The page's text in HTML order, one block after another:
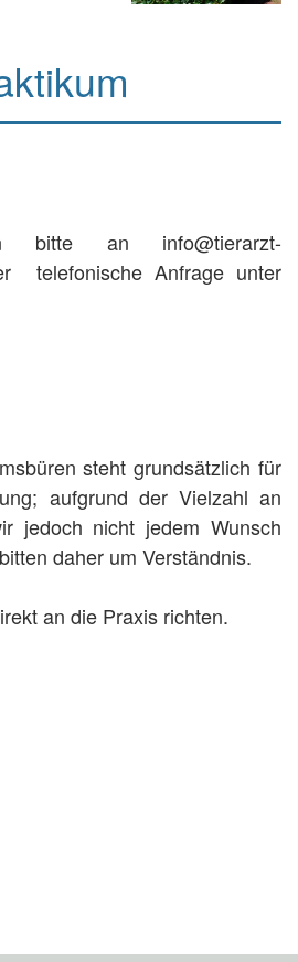
bitte an info@tierarzt-
telefonische Anfrage unter
steht grundsätzlich für
aufgrund der Vielzahl an
jedoch nicht jedem Wunsch
daher um Verständnis.
an die Praxis richten.